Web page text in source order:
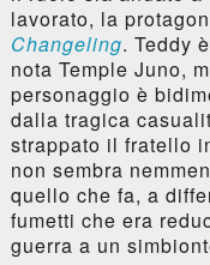
lavorato, la
Changeling. Teddy
nota Temple Juno,
personaggio è
dalla tragica
strappato il fratello
non sembra
quello che fa, a
fumetti che era
guerra a un